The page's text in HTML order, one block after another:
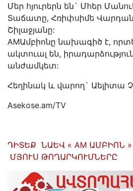
Մեր հյուրերն են` Մհեր
Տաճատը, Հռիփսիմե
Շիլաջյանը:
AMԱմբիոնը նախագիծ է,
ակտուալ են,
անժամկետ:
Հեղինակ և վարող` Աելիտա
Asekose.am/TV
ԴԻՏԵՔ ՆԱԵՎ « AM ԱՄԲԻՈՆ
ՄՅՈՒՍ ԹՈՂԱՐԿՈՒՄՆԵՐԸ